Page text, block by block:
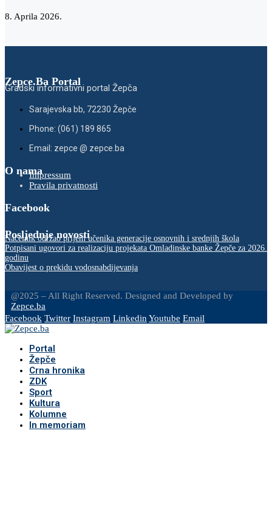
8. Aprila 2026.
Zepce.Ba Portal
Gradski informativni portal Žepča
Sarajevska bb, 72230 Žepče
Phone: (061) 189 865
Email: zepce @ zepce.ba
O namaImpressum
Pravila privatnosti
Facebook
Posljednje novosti
Načelnik održao prijem učenika generacije osnovnih i srednjih škola
Potpisani ugovori za realizaciju projekata Omladinske banke Žepče za 2026.
godinu
Obavijest o prekidu vodosnabdijevanja
@2025 – All Right Reserved. Designed and Developed by
Zepce.ba
Facebook Twitter Instagram LinkedinYoutube Email
Portal
Žepče
Crna hronika
ZDK
Sport
Kultura
Kolumne
In memoriam